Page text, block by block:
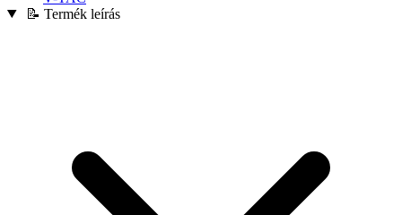
📝 Termék leírás